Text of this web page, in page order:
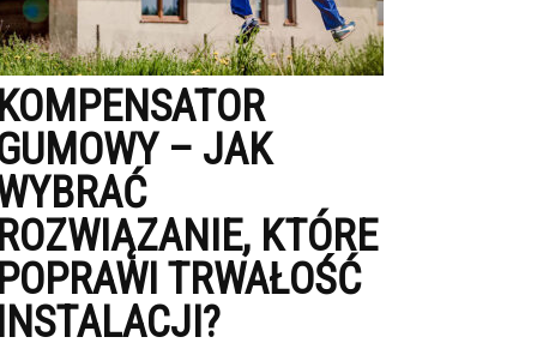
KOMPENSATOR
– JAK
ROZWIĄZANIE, KTÓRE
POPRAWI TRWAŁOŚĆ
INSTALACJI?